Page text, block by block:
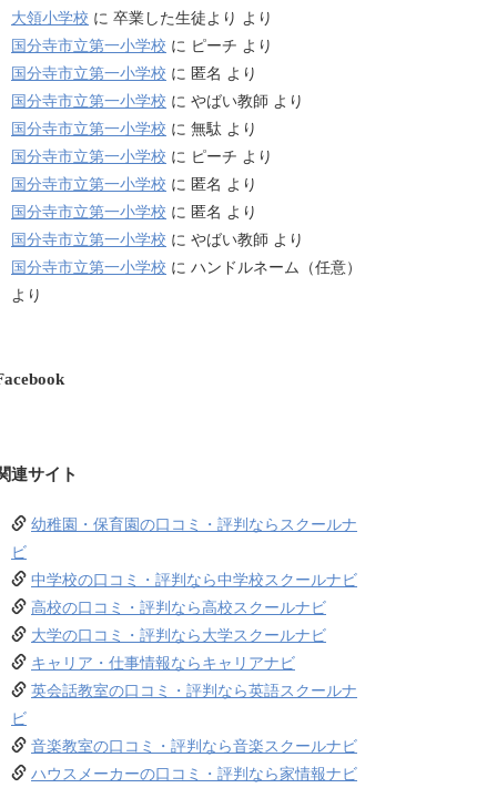
大領小学校 に 卒業した生徒より より
国分寺市立第一小学校 に ピーチ より
国分寺市立第一小学校 に 匿名 より
国分寺市立第一小学校 に やばい教師 より
国分寺市立第一小学校 に 無駄 より
国分寺市立第一小学校 に ピーチ より
国分寺市立第一小学校 に 匿名 より
国分寺市立第一小学校 に 匿名 より
国分寺市立第一小学校 に やばい教師 より
国分寺市立第一小学校 に ハンドルネーム（任意）
より
連サイト
幼稚園・保育園の口コミ・評判ならスクールナ
ビ
中学校の口コミ・評判なら中学校スクールナビ
高校の口コミ・評判なら高校スクールナビ
大学の口コミ・評判なら大学スクールナビ
キャリア・仕事情報ならキャリアナビ
英会話教室の口コミ・評判なら英語スクールナ
ビ
音楽教室の口コミ・評判なら音楽スクールナビ
ハウスメーカーの口コミ・評判なら家情報ナビ